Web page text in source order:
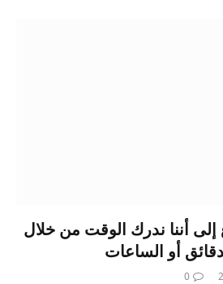
أننا ندرك الوقت من خلال
أو الساعات
0